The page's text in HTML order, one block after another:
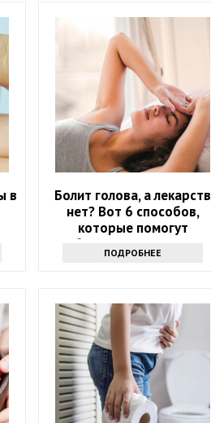
в
Болит голова, а лекарств
нет? Вот 6 способов,
которые помогут
избавиться от напасти
ПОДРОБНЕЕ